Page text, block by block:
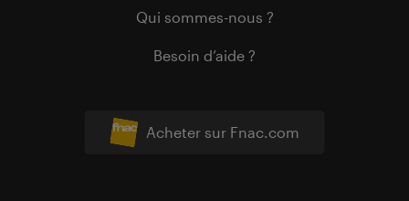
Acheter sur Fnac.com
Qui sommes-nous ?
Besoin d’aide ?